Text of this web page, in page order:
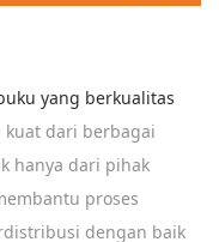
yang berkualitas
dari berbagai
hanya dari pihak
proses
dengan baik